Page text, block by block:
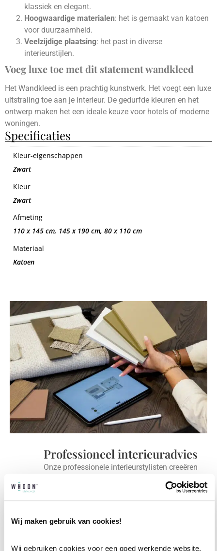
Wij maken gebruik van cookies!
Wij gebruiken cookies voor een goed werkende website,
klassiek en elegant.
Hoogwaardige materialen: het is gemaakt van katoen
voor duurzaamheid.
Veelzijdige plaatsing: het past in diverse
interieurstijlen.
Voeg luxe toe met dit statement wandkleed
Het Wandkleed is een prachtig kunstwerk. Het voegt een luxe
uitstraling toe aan je interieur. De gedurfde kleuren en het
ontwerp maken het een ideale keuze voor hotels of moderne
woningen.
Specificaties
Kleur-eigenschappen
Zwart
Kleur
Zwart
Afmeting
110 x 145 cm, 145 x 190 cm, 80 x 110 cm
Materiaal
Katoen
Professioneel interieuradvies
Onze professionele interieurstylisten creeëren
vanuit jouw wensen en behoeften een
passend interieuradvies.
✓ Afstyling aan huis